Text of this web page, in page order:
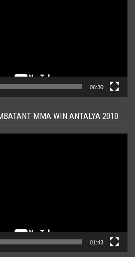
06:30
MMA WIN ANTALYA 2010
01:43